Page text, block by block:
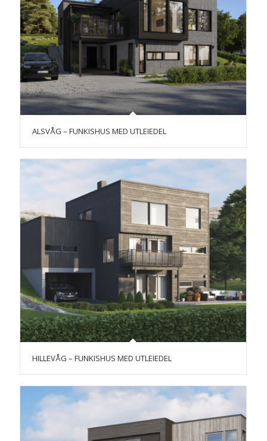
ALSVÅG – FUNKISHUS MED UTLEIEDEL
HILLEVÅG – FUNKISHUS MED UTLEIEDEL